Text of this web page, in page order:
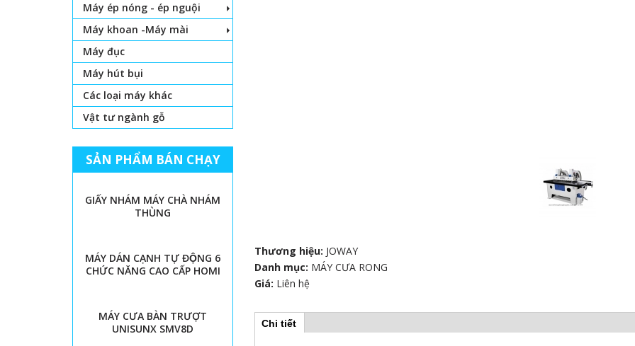
Thương hiệu: JOWAY
Danh mục: MÁY CƯA RONG
Giá: Liên hệ
Chi tiết(
Máy ép nóng - ép nguội
Máy khoan -Máy mài
Máy đục
Máy hút bụi
Các loại máy khác
Vật tư ngành gỗ
SẢN PHẨM BÁN CHẠY
GIẤY NHÁM MÁY CHÀ NHÁM
THÙNG
MÁY DÁN CẠNH TỰ ĐỘNG 6
CHỨC NĂNG CAO CẤP HOMI
MÁY CƯA BÀN TRƯỢT
UNISUNX SMV8D